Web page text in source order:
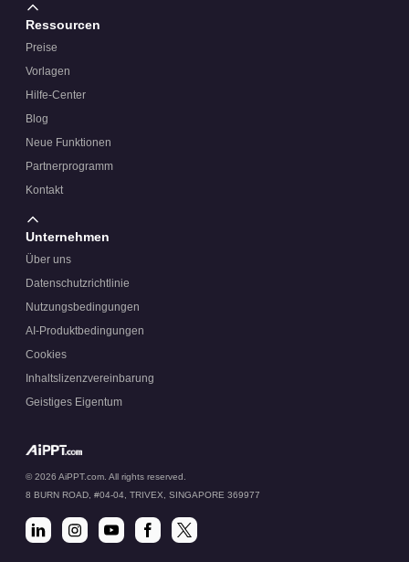
Ressourcen
Preise
Vorlagen
Hilfe-Center
Blog
Neue Funktionen
Partnerprogramm
Kontakt
Unternehmen
Über uns
Datenschutzrichtlinie
Nutzungsbedingungen
AI-Produktbedingungen
Cookies
Inhaltslizenzvereinbarung
Geistiges Eigentum
© 2026 AiPPT.com. All rights reserved.
8 BURN ROAD, #04-04, TRIVEX, SINGAPORE 369977